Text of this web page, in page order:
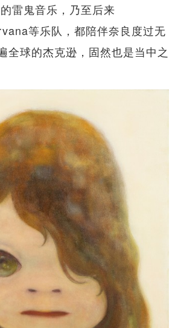
雷鬼音乐，乃至后来
等乐队，都陪伴奈良度过无
全球的杰克逊，固然也是当中之